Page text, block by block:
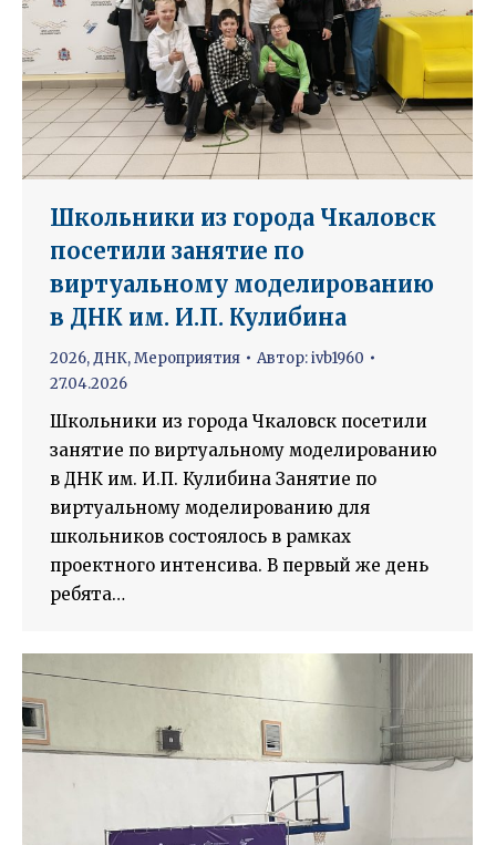
Школьники из города Чкаловск
посетили занятие по
виртуальному моделированию
в ДНК им. И.П. Кулибина
2026,ДНК,Мероприятия Автор:ivb1960
27.04.2026
Школьники из города Чкаловск посетили
занятие по виртуальному моделированию
в ДНК им. И.П. Кулибина Занятие по
виртуальному моделированию для
школьников состоялось в рамках
проектного интенсива. В первый же день
ребята…